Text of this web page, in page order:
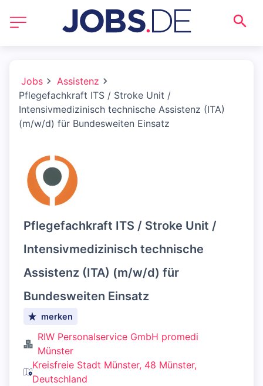
Jobs
Assistenz
Pflegefachkraft ITS / Stroke Unit /
Intensivmedizinisch technische Assistenz (ITA)
(m/w/d) für Bundesweiten Einsatz
Pflegefachkraft ITS / Stroke Unit /
Intensivmedizinisch technische
Assistenz (ITA) (m/w/d) für
Bundesweiten Einsatz
merken
RIW Personalservice GmbH promedi
Münster
Kreisfreie Stadt Münster, 48 Münster,
Deutschland